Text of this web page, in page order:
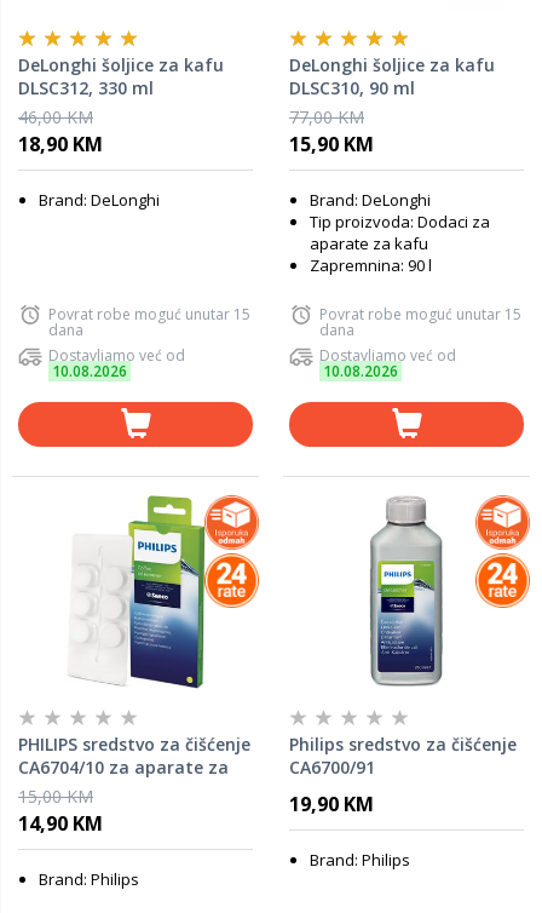
DeLonghi šoljice za kafu
DLSC312, 330 ml
46,00 KM
18,90 KM
Brand: DeLonghi
Povrat robe moguć unutar 15
dana
Dostavljamo već od
10.08.2026
DeLonghi šoljice za kafu
DLSC310, 90 ml
77,00 KM
15,90 KM
Brand: DeLonghi
Tip proizvoda: Dodaci za
aparate za kafu
Zapremnina: 90 l
Povrat robe moguć unutar 15
dana
Dostavljamo već od
10.08.2026
PHILIPS sredstvo za čišćenje
CA6704/10 za aparate za
kafu
15,00 KM
14,90 KM
Brand: Philips
Philips sredstvo za čišćenje
CA6700/91
19,90 KM
Brand: Philips